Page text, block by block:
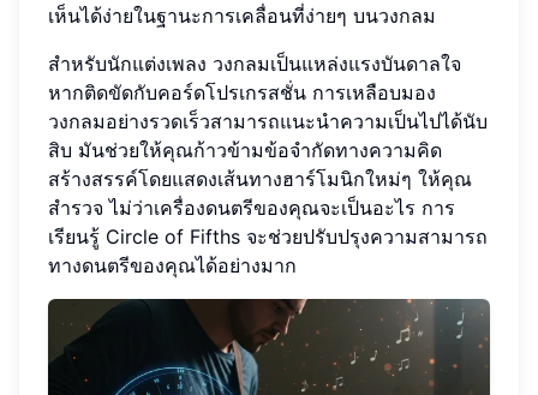
เห็นได้ง่ายในฐานะการเคลื่อนที่ง่ายๆ บนวงกลม
สำหรับนักแต่งเพลง วงกลมเป็นแหล่งแรงบันดาลใจ
หากติดขัดกับคอร์ดโปรเกรสชั่น การเหลือบมอง
วงกลมอย่างรวดเร็วสามารถแนะนำความเป็นไปได้นับ
สิบ มันช่วยให้คุณก้าวข้ามข้อจำกัดทางความคิด
สร้างสรรค์โดยแสดงเส้นทางฮาร์โมนิกใหม่ๆ ให้คุณ
สำรวจ ไม่ว่าเครื่องดนตรีของคุณจะเป็นอะไร การ
เรียนรู้ Circle of Fifths จะช่วยปรับปรุงความสามารถ
ทางดนตรีของคุณได้อย่างมาก